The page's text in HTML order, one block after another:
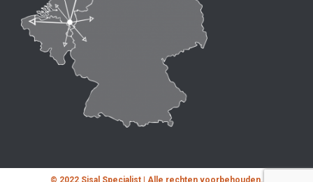
© 2022 Sisal Specialist | Alle rechten voorbehouden.